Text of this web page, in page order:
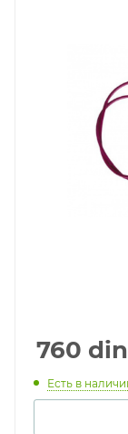
760
Есть в